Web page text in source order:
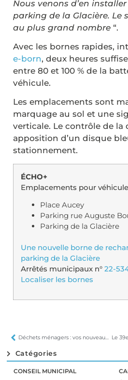
Nous venons d’en
parking de la Glacière. Le
au plus grand nombre “.
Avec les bornes rapides,
e-born, deux heures
entre 80 et 100 % de la
véhicule.
Les emplacements sont
marquage au sol et une
verticale. Le contrôle de la
apposition d’un disque
stationnement.
ÉCHO+
Emplacements pour
Place Aucey
Parking rue Auguste
Parking de la Glacière
Une nouvelle borne de
parking de la Glacière
Arrêtés municipaux n° 22-
Localiser les bornes
Déchets ménagers : vos nouveaux bacs arrivent
Catégories
CONSEIL MUNICIPAL